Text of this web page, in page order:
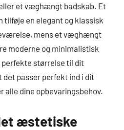
et væghængt badskab. Et
tilføje en elegant og klassisk
mens et væghængt
moderne og minimalistisk
perfekte størrelse til dit
det passer perfekt ind i dit
alle dine opbevaringsbehov.
æstetiske